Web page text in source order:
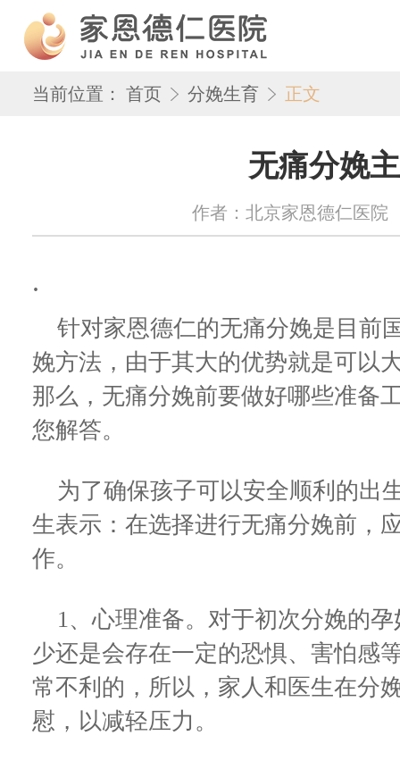
当前位置： 首页 分娩生育 正文
无痛分娩
作者：北京家恩德仁医院
.
针对家恩德仁的无痛分娩是目前
娩方法，由于其大的优势就是可以
那么，无痛分娩前要做好哪些准备
您解答。
为了确保孩子可以安全顺利的出
生表示：在选择进行无痛分娩前，
作。
1、心理准备。对于初次分娩的
少还是会存在一定的恐惧、害怕感
常不利的，所以，家人和医生在分
慰，以减轻压力。